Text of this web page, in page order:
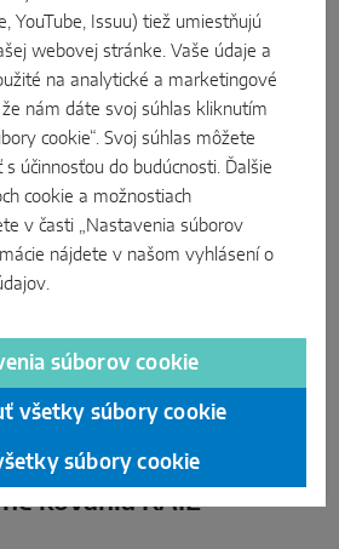
hákmi pre
kovania RAIL-
YouTube, Issuu) tiež umiestňujú
webovej stránke. Vaše údaje a
na analytické a marketingové
nám dáte svoj súhlas kliknutím
cookie“. Svoj súhlas môžete
účinnosťou do budúcnosti. Ďalšie
cookie a možnostiach
v časti „Nastavenia súborov
nájdete v našomvyhlásení o
.
súborov cookie
všetky súbory cookie
súbory cookie